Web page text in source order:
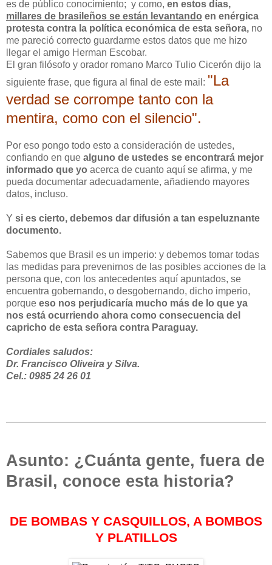
es de público conocimiento; y como, en estos días,
millares de brasileños se están levantando en enérgica
protesta contra la política económica de esta señora, no
me pareció correcto guardarme estos datos que me hizo
llegar el amigo Herman Escobar.
El gran filósofo y orador romano Marco Tulio Cicerón dijo la
siguiente frase, que figura al final de este mail: "La
verdad se corrompe tanto con la
mentira, como con el silencio".
Por eso pongo todo esto a consideración de ustedes,
confiando en que alguno de ustedes se encontrará mejor
informado que yo acerca de cuanto aquí se afirma, y me
pueda documentar adecuadamente, añadiendo mayores
datos, incluso.
Y si es cierto, debemos dar difusión a tan espeluznante
documento.
Sabemos que Brasil es un imperio: y debemos tomar todas
las medidas para prevenirnos de las posibles acciones de la
persona que, con los antecedentes aquí apuntados, se
encuentra gobernando, o desgobernando, dicho imperio,
porque eso nos perjudicaría mucho más de lo que ya
nos está ocurriendo ahora como consecuencia del
capricho de esta señora contra Paraguay.
Cordiales saludos:
Dr. Francisco Oliveira y Silva.
Cel.: 0985 24 26 01
Asunto: ¿Cuánta gente, fuera de
Brasil, conoce esta historia?
DE BOMBAS Y CASQUILLOS, A BOMBOS
Y PLATILLOS